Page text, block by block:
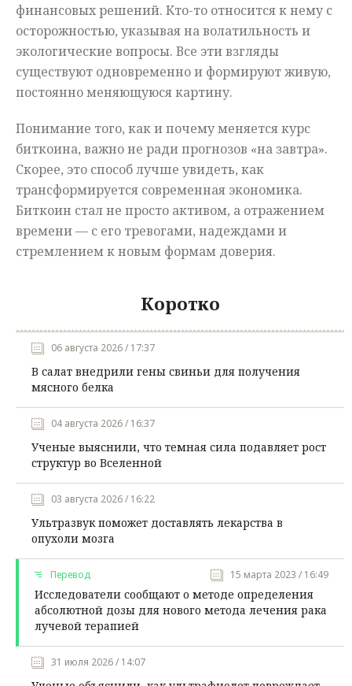
финансовых решений. Кто-то относится к нему с
осторожностью, указывая на волатильность и
экологические вопросы. Все эти взгляды
существуют одновременно и формируют живую,
постоянно меняющуюся картину.
Понимание того, как и почему меняется курс
биткоина, важно не ради прогнозов «на завтра».
Скорее, это способ лучше увидеть, как
трансформируется современная экономика.
Биткоин стал не просто активом, а отражением
времени — с его тревогами, надеждами и
стремлением к новым формам доверия.
Коротко
06 августа 2026 / 17:37
В салат внедрили гены свиньи для получения
мясного белка
04 августа 2026 / 16:37
Ученые выяснили, что темная сила подавляет рост
структур во Вселенной
03 августа 2026 / 16:22
Ультразвук поможет доставлять лекарства в
опухоли мозга
Перевод 15 марта 2023 / 16:49
Исследователи сообщают о методе определения
абсолютной дозы для нового метода лечения рака
лучевой терапией
31 июля 2026 / 14:07